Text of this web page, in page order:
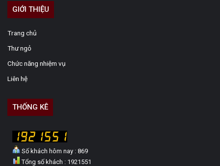
GIỚI THIỆU
Trang chủ
Thư ngỏ
Chức năng nhiệm vụ
Liên hệ
THỐNG KÊ
Số khách hôm nay : 869
Tổng số khách : 1921551